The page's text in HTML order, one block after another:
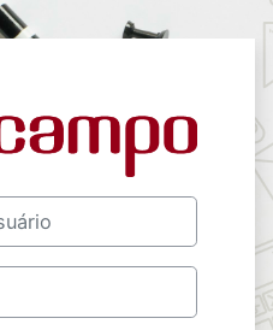
Acesso a